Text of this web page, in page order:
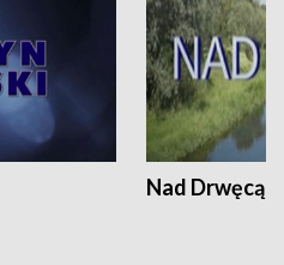
Nad Drwęcą